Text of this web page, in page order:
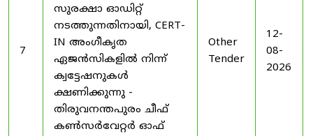
7
സുരക്ഷാ ഓഡിറ്റ്
നടത്തുന്നതിനായി, CERT-
IN അംഗീകൃത
ഏജൻസികളിൽ നിന്ന്
ക്വട്ടേഷനുകൾ
ക്ഷണിക്കുന്നു -
തിരുവനന്തപുരം ചീഫ്
കൺസർവേറ്റർ ഓഫ്
Other
Tender
12-
08-
2026